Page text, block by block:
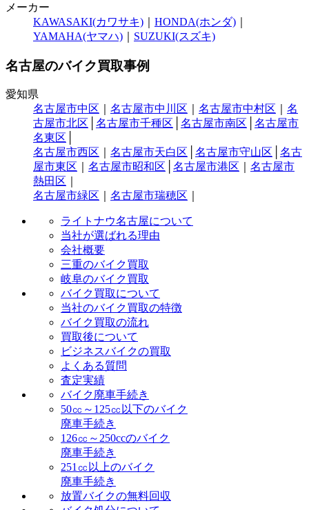
メーカー
KAWASAKI(カワサキ)
HONDA(ホンダ)
YAMAHA(ヤマハ)
SUZUKI(スズキ)
名古屋のバイク買取事例
愛知県
名古屋市中区
名古屋市中川区 名古屋市中村区
名
古屋市北区
名古屋市千種区 名古屋市南区
名古屋市
名東区
名古屋市西区
名古屋市天白区 名古屋市守山区
名古
屋市東区
名古屋市昭和区 名古屋市港区
名古屋市
熱田区
名古屋市緑区
名古屋市瑞穂区
ライトナウ名古屋について
当社が選ばれる理由
会社概要
三重のバイク買取
岐阜のバイク買取
バイク買取について
当社のバイク買取の特徴
バイク買取の流れ
買取後について
ビジネスバイクの買取
よくある質問
査定実績
バイク廃車手続き
50㏄～125㏄以下のバイク
廃車手続き
126㏄～250ccのバイク
廃車手続き
251㏄以上のバイク
廃車手続き
放置バイクの無料回収